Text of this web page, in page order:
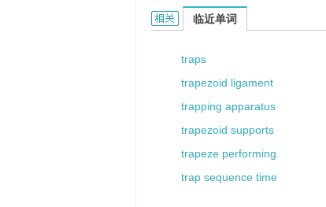
trapline的相关资料：
临近单词
traps
trapezoid ligament
trapping apparatus
trapezoid supports
trapeze performing
trap sequence time